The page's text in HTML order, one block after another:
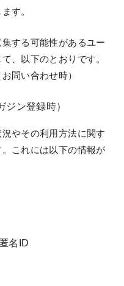
す。
する可能性があるユー
、以下のとおりです。
問い合わせ時）
ジン登録時）
やその利用方法に関す
これには以下の情報が
名ID